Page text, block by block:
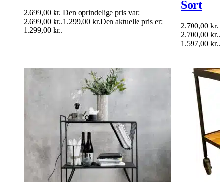
2.699,00kr. Den oprindelige pris var:
2.699,00 kr..1.299,00 kr.Den aktuelle pris er:
1.299,00 kr..
Sort
2.700,00kr.
2.700,00 kr..
1.597,00 kr..